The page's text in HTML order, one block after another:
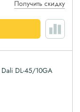
Получить скидку
DL-45/10GA